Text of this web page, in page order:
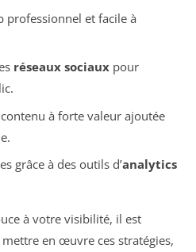
professionnel et facile à
réseaux sociauxpour
à forte valeur ajoutée
grâce à des outils d’analytics
à votre visibilité, il est
en œuvre ces stratégies,